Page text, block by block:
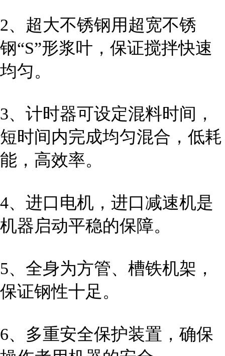
2、超大不锈钢用超宽不锈
钢“S”形浆叶，保证搅拌快速
均匀。
3、计时器可设定混料时间，
短时间内完成均匀混合，低耗
能，高效率。
4、进口电机，进口减速机是
机器启动平稳的保障。
5、全身为方管、槽铁机架，
保证钢性十足。
6、多重安全保护装置，确保